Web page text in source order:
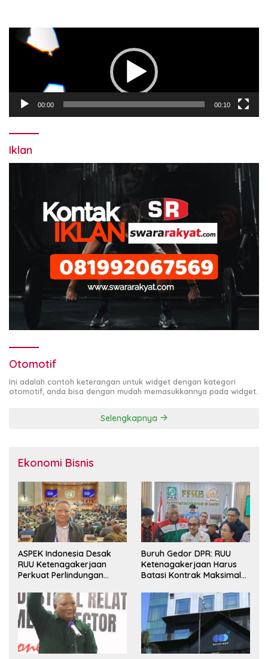
Pemutar
Video
00:00 00:10
Iklan
Otomotif
Ini adalah contoh keterangan untuk widget dengan kategori
otomotif, anda bisa dengan mudah memasukkannya pada widget.
Selengkapnya
Ekonomi Bisnis
ASPEK Indonesia Desak
RUU Ketenagakerjaan
Perkuat Perlindungan
Pesangon
Buruh Gedor DPR: RUU
Ketenagakerjaan Harus
Batasi Kontrak Maksimal
Berbasis KHL